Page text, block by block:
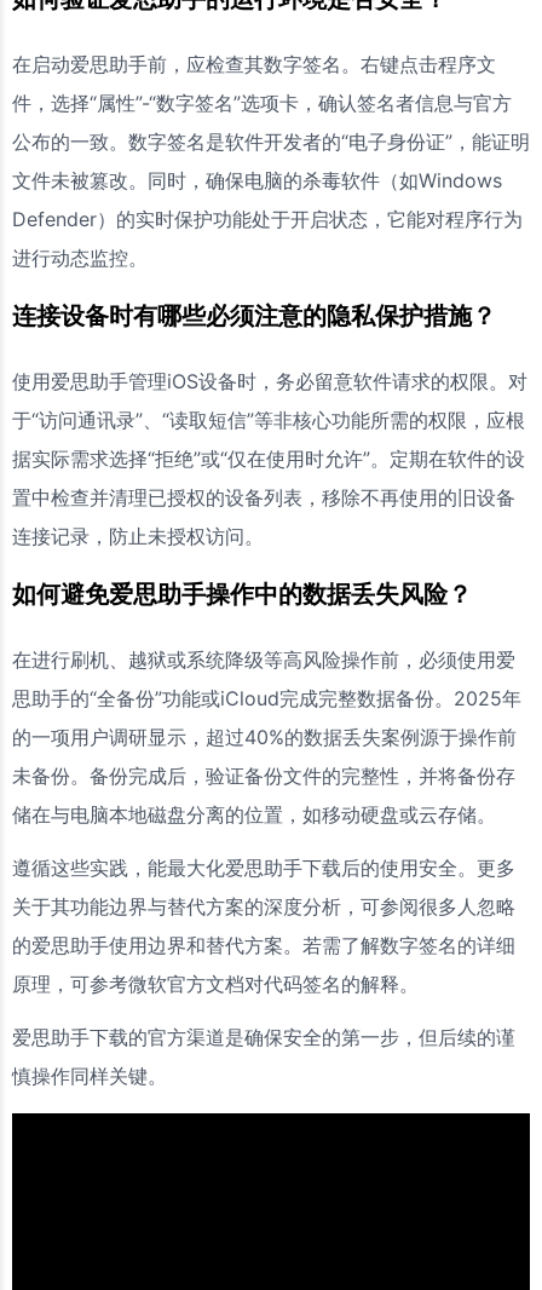
在启动爱思助手前，应检查其数字签名。右键点击程序文
件，选择“属性”-“数字签名”选项卡，确认签名者信息与官方
公布的一致。数字签名是软件开发者的“电子身份证”，能证明
文件未被篡改。同时，确保电脑的杀毒软件（如Windows
Defender）的实时保护功能处于开启状态，它能对程序行为
进行动态监控。
连接设备时有哪些必须注意的隐私保护措施？
使用爱思助手管理iOS设备时，务必留意软件请求的权限。对
于“访问通讯录”、“读取短信”等非核心功能所需的权限，应根
据实际需求选择“拒绝”或“仅在使用时允许”。定期在软件的设
置中检查并清理已授权的设备列表，移除不再使用的旧设备
连接记录，防止未授权访问。
如何避免爱思助手操作中的数据丢失风险？
在进行刷机、越狱或系统降级等高风险操作前，必须使用爱
思助手的“全备份”功能或iCloud完成完整数据备份。2025年
的一项用户调研显示，超过40%的数据丢失案例源于操作前
未备份。备份完成后，验证备份文件的完整性，并将备份存
储在与电脑本地磁盘分离的位置，如移动硬盘或云存储。
遵循这些实践，能最大化爱思助手下载后的使用安全。更多
关于其功能边界与替代方案的深度分析，可参阅很多人忽略
的爱思助手使用边界和替代方案。若需了解数字签名的详细
原理，可参考微软官方文档对代码签名的解释。
爱思助手下载的官方渠道是确保安全的第一步，但后续的谨
慎操作同样关键。